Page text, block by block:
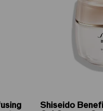
Shiseido